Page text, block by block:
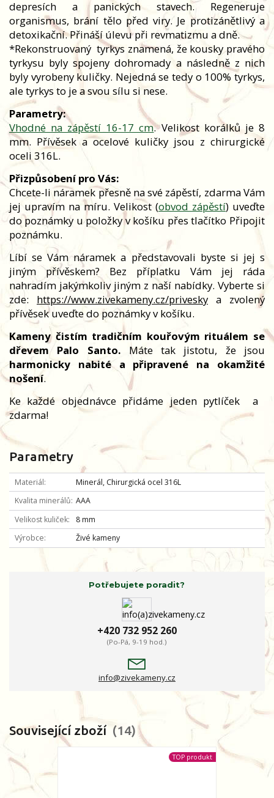
depresích a panických stavech. Regeneruje
organismus, brání tělo před viry. Je protizánětlivý a
detoxikační. Přináší úlevu při revmatizmu a dně.
*Rekonstruovaný tyrkys znamená, že kousky pravého
tyrkysu byly spojeny dohromady a následně z nich
byly vyrobeny kuličky. Nejedná se tedy o 100% tyrkys,
ale tyrkys to je a svou sílu si nese.
Parametry:
Vhodné na zápěstí 16-17 cm. Velikost korálků je 8
mm. Přívěsek a ocelové kuličky jsou z chirurgické
oceli 316L.
Přizpůsobení pro Vás:
Chcete-li náramek přesně na své zápěstí, zdarma Vám
jej upravím na míru. Velikost (obvod zápěstí) uveďte
do poznámky u položky v košíku přes tlačítko Připojit
poznámku.
Líbí se Vám náramek a představovali byste si jej s
jiným přívěskem? Bez příplatku Vám jej ráda
nahradím jakýmkoliv jiným z naší nabídky. Vyberte si
zde: https://www.zivekameny.cz/priveskya zvolený
přívěsek uveďte do poznámky v košíku.
Kameny čistím tradičním kouřovým rituálem se
dřevem Palo Santo. Máte tak jistotu, že jsou
harmonicky nabité a připravené na okamžité
nošení.
Ke každé objednávce přidáme jeden pytlíček
a
zdarma!
Parametry
Materiál
Minerál, Chirurgická ocel 316L
Kvalita minerálů AAA
Velikost kuliček
8 mm
Výrobce
Živé kameny
Potřebujete poradit?
+420 732 952 260
(Po-Pá, 9-19 hod.)
info@zivekameny.cz
Související zboží 14
TOP produkt